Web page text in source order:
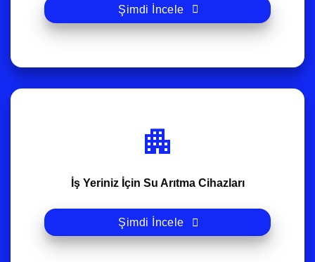
Şimdi İncele
İş Yeriniz İçin Su Arıtma Cihazları
Şimdi İncele